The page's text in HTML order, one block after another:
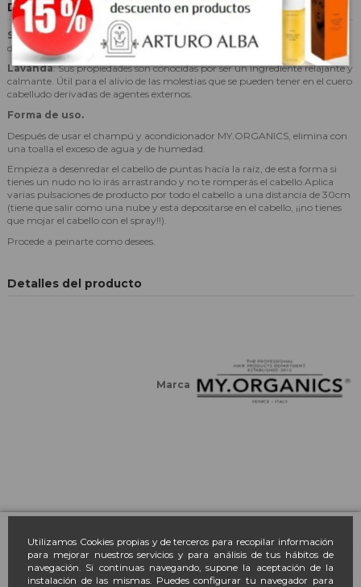
Utilizamos Cookies propias y de terceros para recopilar información
para mejorar nuestros servicios y para análisis de tus hábitos de
navegación. Si continuas navegando, supone la aceptación de la
instalación de las mismas. Puedes configurar tu navegador para
Descripción
Sal del Mar Muerto: se usa como texturizante. Eucalipto: estimulador
del riego sanguíneo.
Lavanda: Sus propiedades son conocidas por ser un ingrediente relajante y
calmante. Útil para el alivio de las molestias que se pueden tener en el cuero
cabelludo derivadas de agentes externos.
Forma de uso.
Después de usar el champú y acondicionador MY.ORGANICS, elimina con
una toalla el exceso de agua y de humedad.
Empieza a desenredar el cabello de puntas hacía la raíz, de esta forma si
tienes un nudo no lo irás arrastrando y no te romperás el cabello.Aplica
varias pulsaciones de producto por todo el cabello a una distancia de 30cm
(tiene que salir como una nube y esta depositarse en el cabello, ¡¡no tienes
que mojar el cabello con el spray!!).
Procede a peinarte como desees.
Detalles del producto
Marca
Farmacia March
Contacto